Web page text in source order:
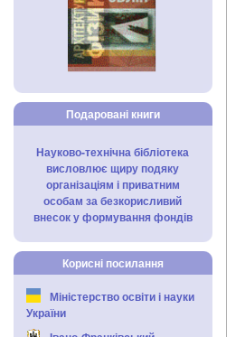
Подаровані книги
Науково-технічна бібліотека
висловлює щиру подяку
організаціям і приватним
особам за безкорисливий
внесок у формування фондів
Корисні посилання
Міністерство освіти і науки
України